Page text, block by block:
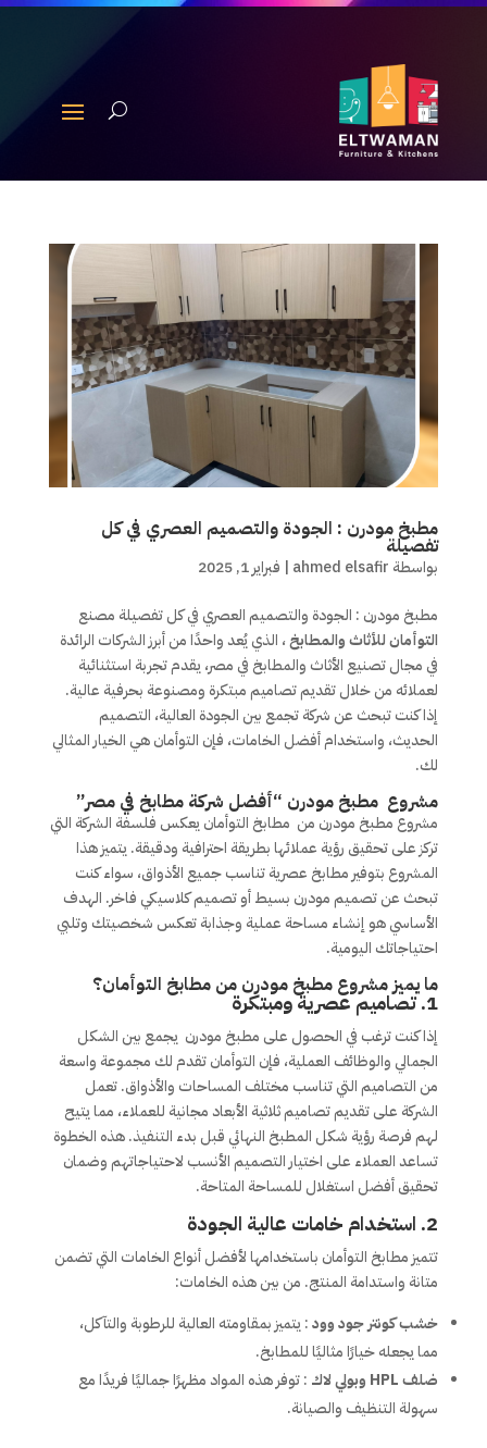
مطبخ مودرن : الجودة والتصميم العصري في كل
تفصيلة
بواسطة ahmed elsafir
| فبراير 1, 2025
مطبخ مودرن : الجودة والتصميم العصري في كل تفصيلة مصنع
التوأمان للأثاث والمطابخ، الذي يُعد واحدًا من أبرز الشركات الرائدة
في مجال تصنيع الأثاث والمطابخ في مصر، يقدم تجربة استثنائية
لعملائه من خلال تقديم تصاميم مبتكرة ومصنوعة بحرفية عالية.
إذا كنت تبحث عن شركة تجمع بين الجودة العالية، التصميم
الحديث، واستخدام أفضل الخامات، فإن التوأمان هي الخيار المثالي
لك.
مشروع مطبخ مودرن “أفضل شركة مطابخ في مصر”
مشروع مطبخ مودرن من مطابخ التوأمان يعكس فلسفة الشركة التي
تركز على تحقيق رؤية عملائها بطريقة احترافية ودقيقة. يتميز هذا
المشروع بتوفير مطابخ عصرية تناسب جميع الأذواق، سواء كنت
تبحث عن تصميم مودرن بسيط أو تصميم كلاسيكي فاخر. الهدف
الأساسي هو إنشاء مساحة عملية وجذابة تعكس شخصيتك وتلبي
احتياجاتك اليومية.
ما يميز مشروع مطبخ مودرن من مطابخ التوأمان؟
1. تصاميم عصرية ومبتكرة
إذا كنت ترغب في الحصول على مطبخ مودرن يجمع بين الشكل
الجمالي والوظائف العملية، فإن التوأمان تقدم لك مجموعة واسعة
من التصاميم التي تناسب مختلف المساحات والأذواق. تعمل
الشركة على تقديم تصاميم ثلاثية الأبعاد مجانية للعملاء، مما يتيح
لهم فرصة رؤية شكل المطبخ النهائي قبل بدء التنفيذ. هذه الخطوة
تساعد العملاء على اختيار التصميم الأنسب لاحتياجاتهم وضمان
تحقيق أفضل استغلال للمساحة المتاحة.
2. استخدام خامات عالية الجودة
تتميز مطابخ التوأمان باستخدامها لأفضل أنواع الخامات التي تضمن
متانة واستدامة المنتج. من بين هذه الخامات:
خشب كونتر جود وود: يتميز بمقاومته العالية للرطوبة والتآكل،
مما يجعله خيارًا مثاليًا للمطابخ.
ضلف HPL وبولي لاك
: توفر هذه المواد مظهرًا جماليًا فريدًا مع
سهولة التنظيف والصيانة.